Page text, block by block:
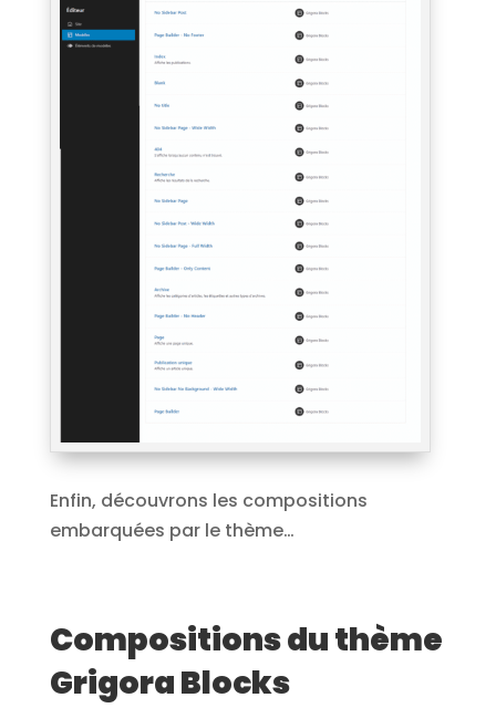
Enfin, découvrons les compositions
embarquées par le thème…
Compositions du thème
Grigora Blocks